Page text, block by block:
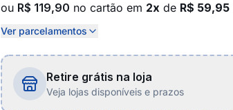
ou R$ 119,90 no cartão em 2x de R$ 59,95
Ver parcelamentos
Retire grátis na loja
Veja lojas disponíveis e prazos